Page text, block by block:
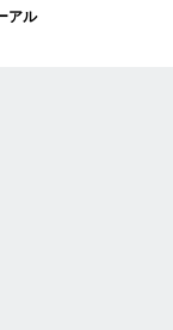
アル